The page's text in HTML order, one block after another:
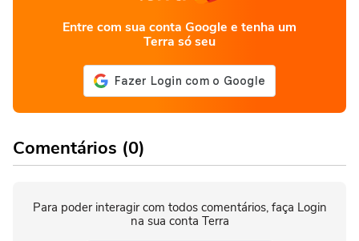
Entre com sua conta Google e tenha um
Terra só seu
Comentários (0)
Para poder interagir com todos comentários, faça Login
na sua conta Terra